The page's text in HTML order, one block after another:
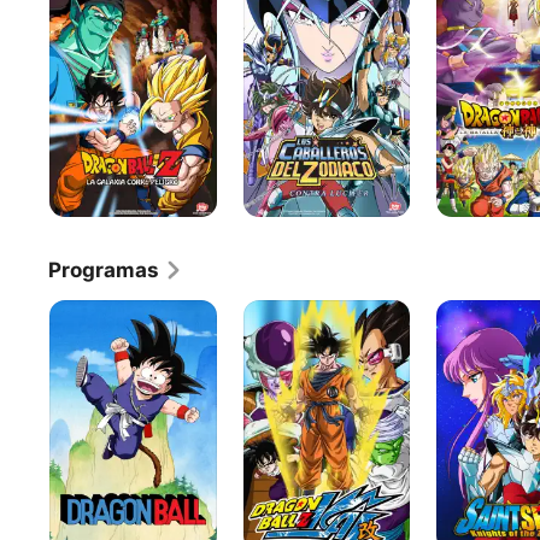
Z:
La
Galaxia
Corre
Peligro
del
Zodiaco:
Contra
Lucifer
Z:
La
Batalla
de
los
Dioses
Programas
Dragon
Dragon
Ball
Z
Kai
Caballeros
del
Zodiaco